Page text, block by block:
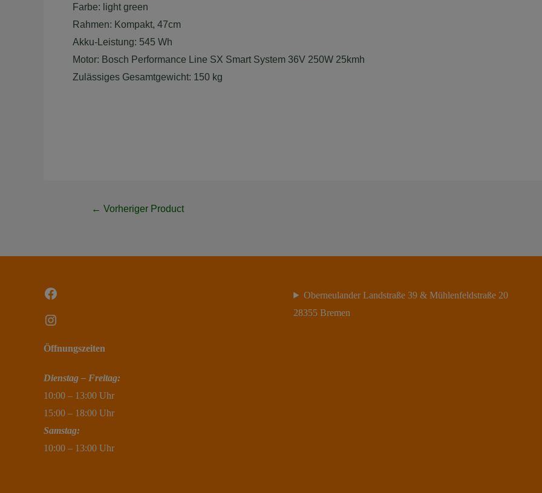
Farbe: light green
Rahmen: Kompakt, 47cm
Akku-Leistung: 545 Wh
Motor: Bosch Performance Line SX Smart System 36V 250W 25kmh
Zulässiges Gesamtgewicht: 150 kg
Post← Vorheriger Product
Facebook
Instagram
Öffnungszeiten
Dienstag – Freitag:
10:00 – 13:00 Uhr
15:00 – 18:00 Uhr
Samstag:
10:00 – 13:00 Uhr
Oberneulander Landstraße 39 & Mühlenfeldstraße 20
28355 Bremen